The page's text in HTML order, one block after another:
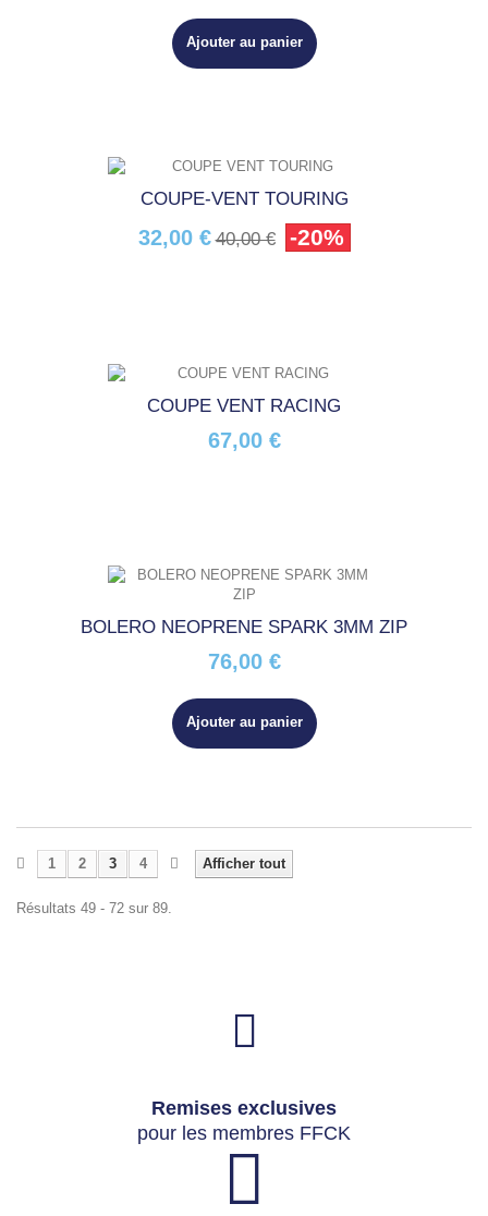
Ajouter au panier
COUPE-VENT TOURING
32,00 € 40,00 € -20%
COUPE VENT RACING
67,00 €
BOLERO NEOPRENE SPARK 3MM ZIP
76,00 €
Ajouter au panier
Afficher tout
1 2 3 4
Résultats 49 - 72 sur 89.
Remises exclusives
pour les membres FFCK